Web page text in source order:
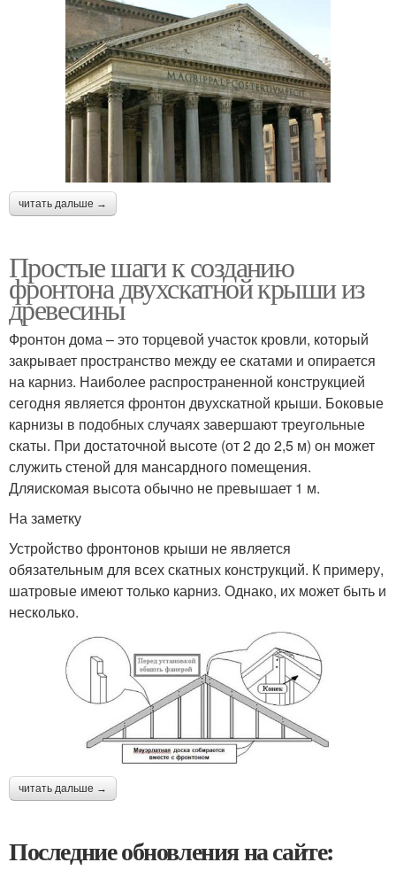
читать дальше →
Простые шаги к созданию
фронтона двухскатной крыши из
древесины
Фронтон дома – это торцевой участок кровли, который
закрывает пространство между ее скатами и опирается
на карниз. Наиболее распространенной конструкцией
сегодня является фронтон двухскатной крыши. Боковые
карнизы в подобных случаях завершают треугольные
скаты. При достаточной высоте (от 2 до 2,5 м) он может
служить стеной для мансардного помещения.
Дляискомая высота обычно не превышает 1 м.
На заметку
Устройство фронтонов крыши не является
обязательным для всех скатных конструкций. К примеру,
шатровые имеют только карниз. Однако, их может быть и
несколько.
читать дальше →
Последние обновления на сайте: